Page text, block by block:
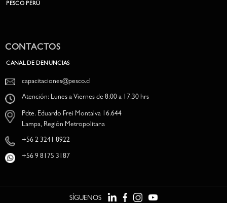
PESCO PERÚ
CONTACTOS
CANAL DE DENUNCIAS
capacitaciones@pesco.cl
Atención: Lunes a Viernes de 8:00 a 17:30 hrs
Pdte. Eduardo Frei Montalva 16.644
Lampa, Región Metropolitana
+56 2 3241 8922
+56 9 8175 3187
SÍGUENOS